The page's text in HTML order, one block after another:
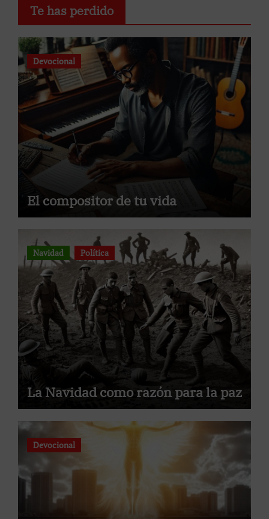
Te has perdido
Devocional
El compositor de tu vida
Navidad Política
La Navidad como razón para la paz
Devocional